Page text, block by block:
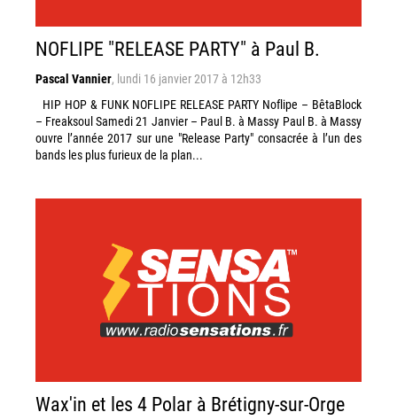
NOFLIPE "RELEASE PARTY" à Paul B.
Pascal Vannier, lundi 16 janvier 2017 à 12h33
HIP HOP & FUNK NOFLIPE RELEASE PARTY Noflipe – BêtaBlock
– Freaksoul Samedi 21 Janvier – Paul B. à Massy Paul B. à Massy
ouvre l’année 2017 sur une "Release Party" consacrée à l’un des
bands les plus furieux de la plan...
Wax'in et les 4 Polar à Brétigny-sur-Orge